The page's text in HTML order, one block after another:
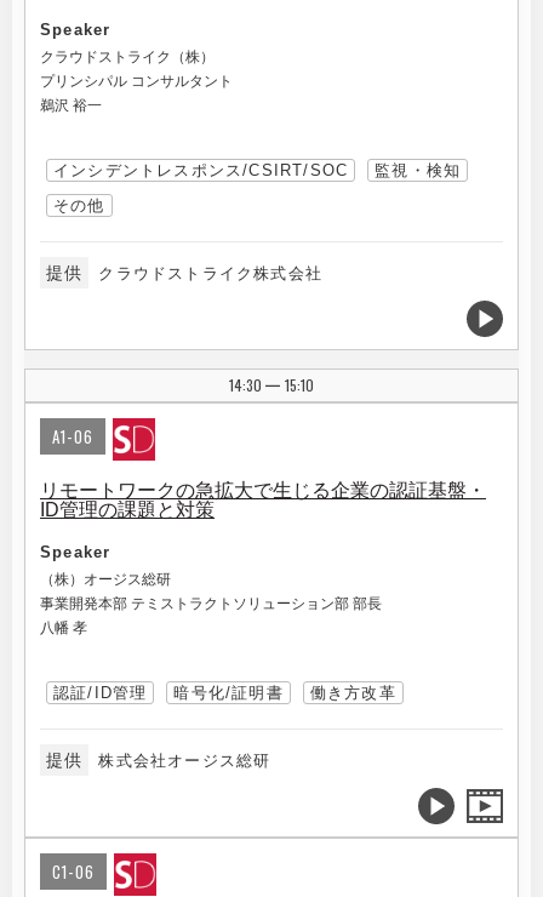
Speaker
クラウドストライク（株）
プリンシパル コンサルタント
鵜沢 裕一
インシデントレスポンス/CSIRT/SOC
監視・検知
その他
提供 クラウドストライク株式会社
14:30 | 15:10
A1-06
リモートワークの急拡大で生じる企業の認証基盤・
ID管理の課題と対策
Speaker
（株）オージス総研
事業開発本部 テミストラクトソリューション部 部長
八幡 孝
認証/ID管理 暗号化/証明書 働き方改革
提供 株式会社オージス総研
C1-06